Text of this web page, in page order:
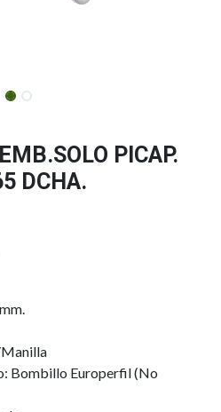
PICAP.
DCHA.
Bombillo Europerfil (No